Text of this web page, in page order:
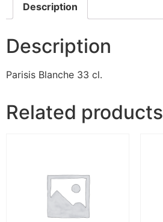
Description
Description
Parisis Blanche 33 cl.
Related products